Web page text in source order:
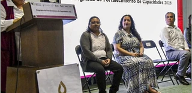
Con el objetivo de